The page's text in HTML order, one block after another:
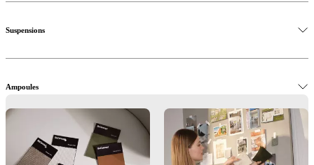
Suspensions
Ampoules
Que la lumière soit